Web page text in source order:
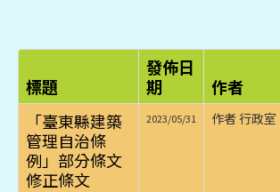
標題
發佈日
期
作者
「臺東縣建築
管理自治條
例」部分條文
修正條文
2023/05/31 作者 行政室